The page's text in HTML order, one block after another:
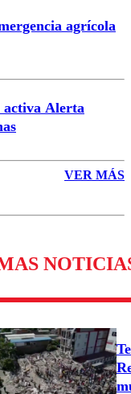
agrícola
activa Alerta
VER MÁS